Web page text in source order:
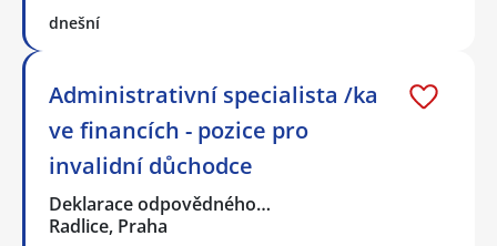
dnešní
Administrativní specialista /ka
ve financích - pozice pro
invalidní důchodce
Deklarace odpovědného…
Radlice, Praha